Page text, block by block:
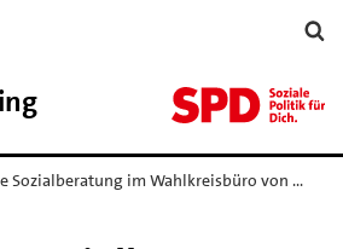
Sozialberatung im Wahlkreisbüro von …